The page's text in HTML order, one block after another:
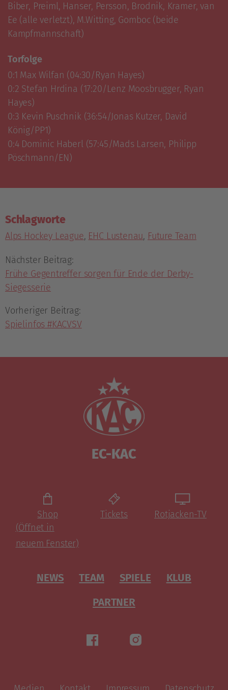
Biber, Preiml, Hanser, Persson, Brodnik, Kramer, van
Ee (alle verletzt), M.Witting, Gomboc (beide
Kampfmannschaft)
Torfolge
0:1 Max Wilfan (04:30/Ryan Hayes)
0:2 Stefan Hrdina (17:20/Lenz Moosbrugger, Ryan
Hayes)
0:3 Kevin Puschnik (36:54/Jonas Kutzer, David
König/PP1)
0:4 Dominic Haberl (57:45/Mads Larsen, Philipp
Pöschmann/EN)
Schlagworte
Alps Hockey League, EHC Lustenau, Future Team
Nächster Beitrag:
Frühe Gegentreffer sorgen für Ende der Derby-
Siegesserie
Vorheriger Beitrag:
Spielinfos #KACVSV
EC-KAC
Shop
(Öffnet in
neuem Fenster)
Tickets Rotjacken-TV
NEWS TEAM SPIELE
KLUB
PARTNER